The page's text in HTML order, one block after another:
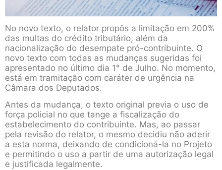
No novo texto, o relator propôs a limitação em 200%
das multas do crédito tributário, além da
nacionalização do desempate pró-contribuinte. O
novo texto com todas as mudanças sugeridas foi
apresentado no último dia 1° de Julho. No momento,
está em tramitação com caráter de urgência na
Câmara dos Deputados.
Antes da mudança, o texto original previa o uso de
força policial no que tange a fiscalização do
estabelecimento do contribuinte. Mas, ao passar
pela revisão do relator, o mesmo decidiu não aderir
a esta norma, deixando de condicioná-la no Projeto
e permitindo o uso a partir de uma autorização legal
e justificada legalmente.